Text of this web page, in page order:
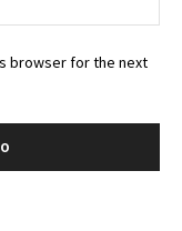
browser for the next